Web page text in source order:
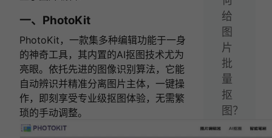
一、PhotoKit
PhotoKit，一款集多种编辑功能于一身
的神奇工具，其内置的AI抠图技术尤为
亮眼。依托先进的图像识别算法，它能
自动辨识并精准分离图片主体，一键操
作，即刻享受专业级抠图体验，无需繁
琐的手动调整。
给
图
片
批
量
抠
图？
不